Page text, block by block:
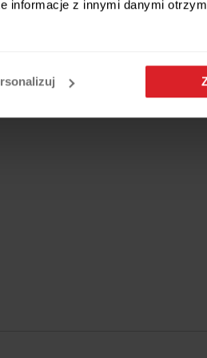
informacje z innymi danymi
Osoby. Ciesz się autentycznym